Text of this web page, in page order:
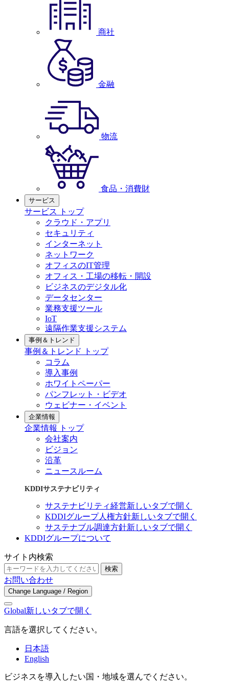
商社
金融
物流
食品・消費財
サービス
サービス トップ
クラウド・アプリ
セキュリティ
インターネット
ネットワーク
オフィスのIT管理
オフィス・工場の移転・開設
ビジネスのデジタル化
データセンター
業務支援ツール
IoT
遠隔作業支援システム
事例＆トレンド
事例＆トレンド トップ
コラム
導入事例
ホワイトペーパー
パンフレット・ビデオ
ウェビナー・イベント
企業情報
企業情報 トップ
会社案内
ビジョン
沿革
ニュースルーム
KDDIサステナビリティ
サステナビリティ経営新しいタブで開く
KDDIグループ人権方針新しいタブで開く
サステナブル調達方針新しいタブで開く
KDDIグループについて
サイト内検索
検索
お問い合わせ
Change Language / Region
Global新しいタブで開く
言語を選択してください。
日本語
English
ビジネスを導入したい国・地域を選んでください。